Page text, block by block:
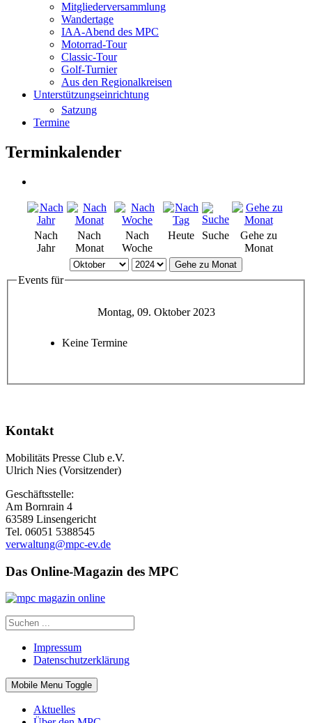
Mitgliederversammlung
Wandertage
IAA-Abend des MPC
Motorrad-Tour
Classic-Tour
Golf-Turnier
Aus den Regionalkreisen
Unterstützungseinrichtung
Satzung
Termine
Terminkalender
Nach
Jahr
Nach
Monat
Nach
Woche
Heute Suche
Gehe zu
Monat
Gehe zu Monat
Events für
Montag, 09. Oktober 2023
Keine Termine
Kontakt
Mobilitäts Presse Club e.V.
Ulrich Nies (Vorsitzender)
Geschäftsstelle:
Am Bornrain 4
63589 Linsengericht
Tel. 06051 5388545
verwaltung@mpc-ev.de
Das Online-Magazin des MPC
Impressum
Datenschutzerklärung
Mobile Menu Toggle
Aktuelles